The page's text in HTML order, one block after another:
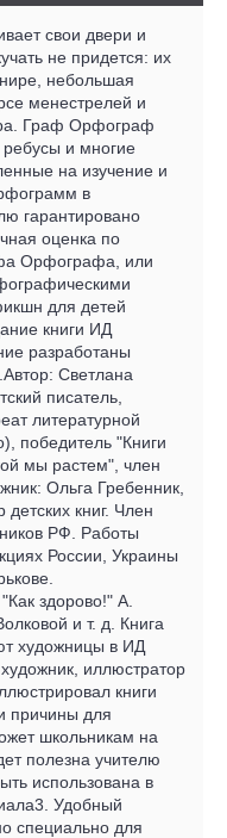
свои двери и
не придется: их
небольшая
менестрелей и
Граф Орфограф
и многие
на изучение и
в
гарантировано
оценка по
Орфографа, или
для детей
книги ИД
разработаны
Светлана
писатель,
литературной
победитель "Книги
мы растем", член
Ольга Гребенник,
книг. Член
РФ. Работы
России, Украины
здорово!" А.
и т. д. Книга
художницы в ИД
иллюстратор
книги
причины для
школьникам на
полезна учителю
использована в
Удобный
специально для